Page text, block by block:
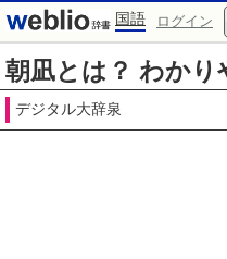
国語 ログイン
朝凪とは？ わかり
デジタル大辞泉